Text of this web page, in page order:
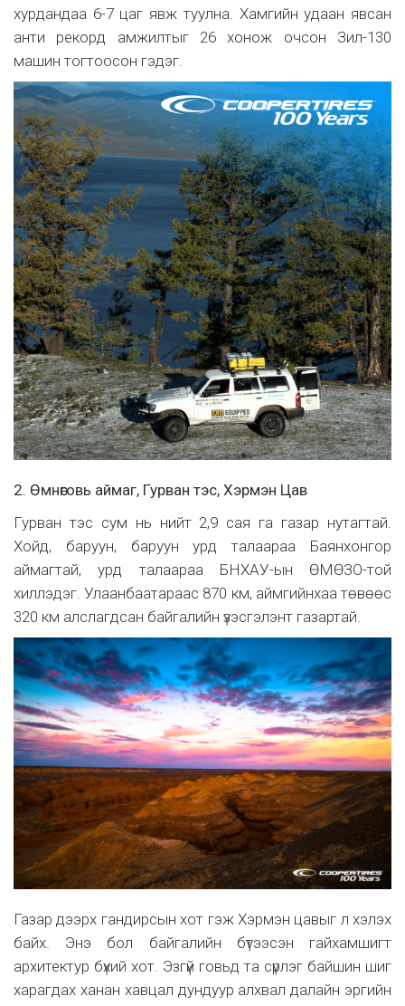
хурдандаа 6-7 цаг явж туулна. Хамгийн удаан явсан
анти рекорд амжилтыг 26 хонож очсон Зил-130
машин тогтоосон гэдэг.
2. Өмнөговь аймаг, Гурван тэс, Хэрмэн Цав
Гурван тэс сум нь нийт 2,9 сая га газар нутагтай.
Хойд, баруун, баруун урд талаараа Баянхонгор
аймагтай, урд талаараа БНХАУ-ын ӨМӨЗО-той
хиллэдэг. Улаанбаатараас 870 км, аймгийнхаа төвөөс
320 км алслагдсан байгалийн үзэсгэлэнт газартай.
Газар дээрх гандирсын хот гэж Хэрмэн цавыг л хэлэх
байх. Энэ бол байгалийн бүтээсэн гайхамшигт
архитектур бүхий хот. Эзгүй говьд та сүрлэг байшин шиг
харагдах ханан хавцал дундуур алхвал далайн эргийн